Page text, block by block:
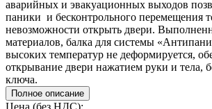
аварийных и эвакуационных выходов
паники и бесконтрольного перемещения
невозможности открыть двери.
материалов, балка для системы
высоких температур не деформируется,
открывание двери нажатием руки и тела,
ключа.
Полное описание
Цена (без НДС):